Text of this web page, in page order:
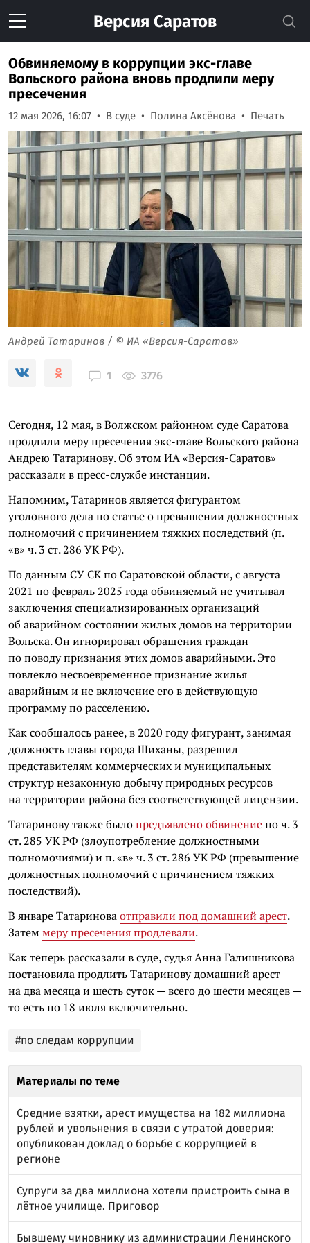
Версия Саратов
Обвиняемому в коррупции экс-главе
Вольского района вновь продлили меру
пресечения
12 мая 2026, 16:07 В суде Полина Аксёнова Печать
Андрей Татаринов / © ИА «Версия-Саратов»
1 3776
Сегодня, 12 мая, в Волжском районном суде Саратова
продлили меру пресечения экс-главе Вольского района
Андрею Татаринову. Об этом ИА «Версия-Саратов»
рассказали в пресс-службе инстанции.
Напомним, Татаринов является фигурантом
уголовного дела по статье о превышении должностных
полномочий с причинением тяжких последствий (п.
«в» ч. 3 ст. 286 УК РФ).
По данным СУ СК по Саратовской области, с августа
2021 по февраль 2025 года обвиняемый не учитывал
заключения специализированных организаций
об аварийном состоянии жилых домов на территории
Вольска. Он игнорировал обращения граждан
по поводу признания этих домов аварийными. Это
повлекло несвоевременное признание жилья
аварийным и не включение его в действующую
программу по расселению.
Как сообщалось ранее, в 2020 году фигурант, занимая
должность главы города Шиханы, разрешил
представителям коммерческих и муниципальных
структур незаконную добычу природных ресурсов
на территории района без соответствующей лицензии.
Татаринову также былопредъявлено обвинениепо ч. 3
ст. 285 УК РФ (злоупотребление должностными
полномочиями) и п. «в» ч. 3 ст. 286 УК РФ (превышение
должностных полномочий с причинением тяжких
последствий).
В январе Татариноваотправили под домашний арест.
Затеммеру пресечения продлевали.
Как теперь рассказали в суде, судья Анна Галишникова
постановила продлить Татаринову домашний арест
на два месяца и шесть суток — всего до шести месяцев —
то есть по 18 июля включительно.
#по следам коррупции
Материалы по теме
Средние взятки, арест имущества на 182 миллиона
рублей и увольнения в связи с утратой доверия:
опубликован доклад о борьбе с коррупцией в
регионе
Супруги за два миллиона хотели пристроить сына в
лётное училище. Приговор
Бывшему чиновнику из администрации Ленинского